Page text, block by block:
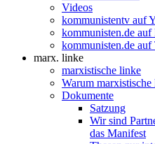
Videos
kommunistentv auf
kommunisten.de auf
kommunisten.de auf
marx. linke
marxistische linke
Warum marxistische
Dokumente
Satzung
Wir sind
das Manifest